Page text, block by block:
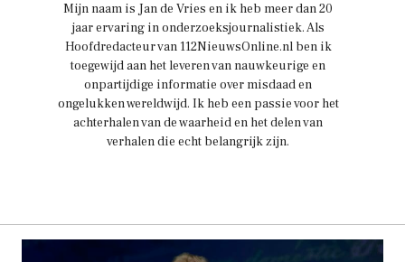
Mijn naam is Jan de Vries en ik heb meer dan 20
jaar ervaring in onderzoeksjournalistiek. Als
Hoofdredacteur van 112NieuwsOnline.nl ben ik
toegewijd aan het leveren van nauwkeurige en
onpartijdige informatie over misdaad en
ongelukken wereldwijd. Ik heb een passie voor het
achterhalen van de waarheid en het delen van
verhalen die echt belangrijk zijn.